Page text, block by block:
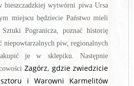
bieszczadzkiej wytwórni piwa Ursa
miejscu będziecie Państwo mieli
Pogranicza, poznać historię
niepowtarzalnych piw, regionalnych
je w sklepiku. Następnie
Zagórz, gdzie zwiedzicie
i Warowni Karmelitów